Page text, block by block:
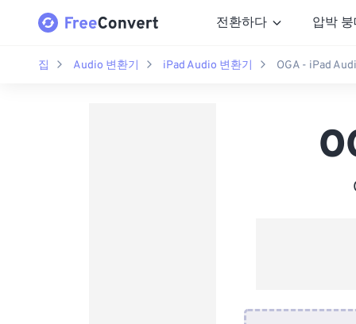
전환하다 압박
집 Audio 변환기 iPad Audio 변환기 OGA - iPad